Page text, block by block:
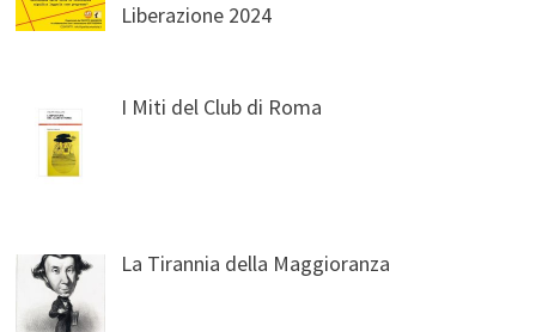
Liberazione 2024
I Miti del Club di Roma
La Tirannia della Maggioranza